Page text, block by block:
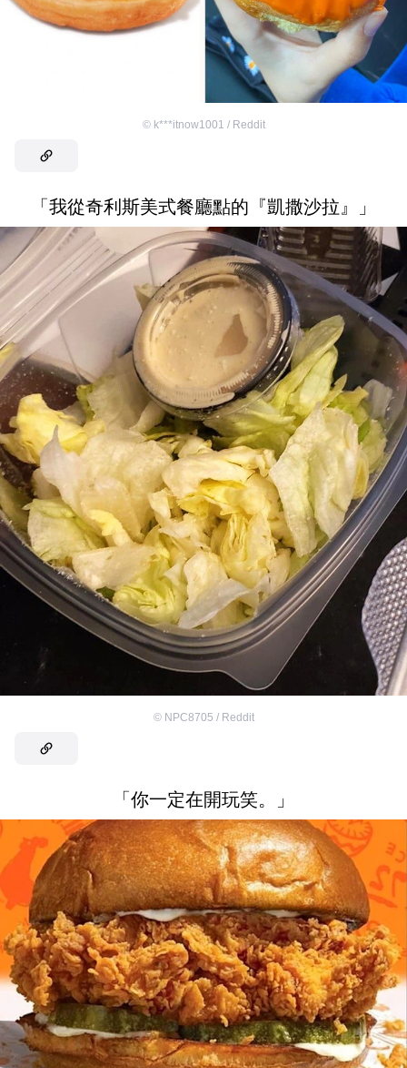
© k***itnow1001 / Reddit
「我從奇利斯美式餐廳點的『凱撒沙拉』」
© NPC8705 / Reddit
「你一定在開玩笑。」